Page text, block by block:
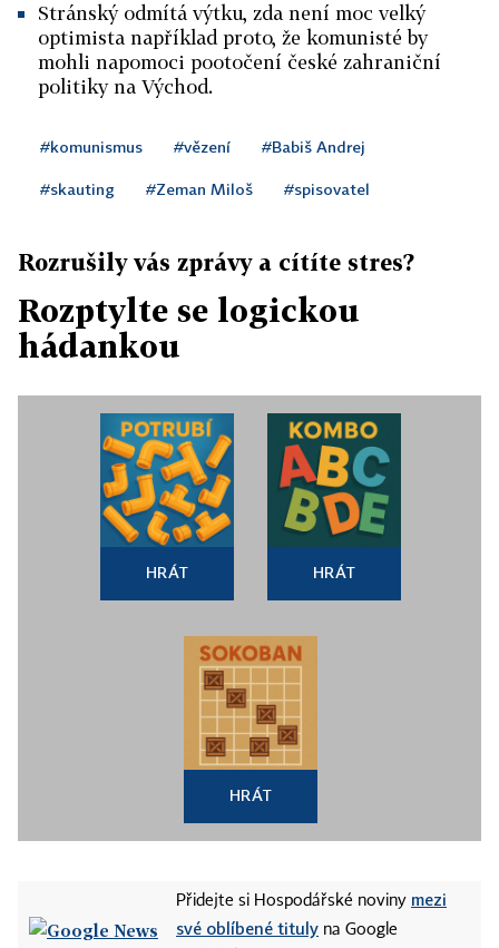
Stránský odmítá výtku, zda není moc velký
optimista například proto, že komunisté by
mohli napomoci pootočení české zahraniční
politiky na Východ.
#komunismus #vězení #Babiš Andrej
#skauting #Zeman Miloš #spisovatel
Rozrušily vás zprávy a cítíte stres?
Rozptylte se logickou
hádankou
HRÁT HRÁT
HRÁT
Přidejte si Hospodářské noviny mezi
své oblíbené tituly na Google